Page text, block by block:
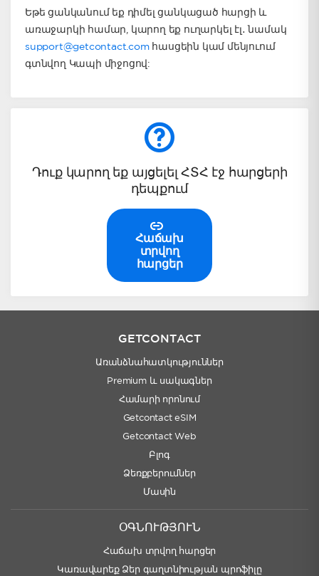
Եթե ցանկանում եք դիմել ցանկացած հարցի և
առաջարկի համար, կարող եք ուղարկել էլ․ նամակ
support@getcontact.comհասցեին կամ մենյուում
գտնվող Կապի միջոցով:
Դուք կարող եք այցելել ՀՏՀ էջ հարցերի
դեպքում
Հաճախ
տրվող
հարցեր
GETCONTACT
Առանձնահատկություններ
Premium և սակագներ
Համարի որոնում
Getcontact eSIM
Getcontact Web
Բլոգ
Ձեռքբերումներ
Մասին
ՕԳՆՈՒԹՅՈՒՆ
Հաճախ տրվող հարցեր
Կառավարեք Ձեր գաղտնիության պրոֆիլը